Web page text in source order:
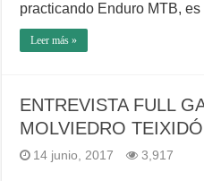
practicando Enduro MTB,
Leer más »
ENTREVISTA FULL
MOLVIEDRO TEIXIDÓ
14 junio, 2017 3,917